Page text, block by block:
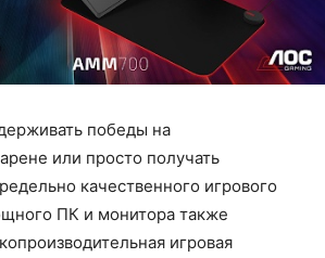
победы на
или просто получать
качественного игрового
ПК и монитора также
игровая